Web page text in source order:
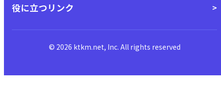
役に立つリンク
© 2026 ktkm.net, Inc. All rights reserved